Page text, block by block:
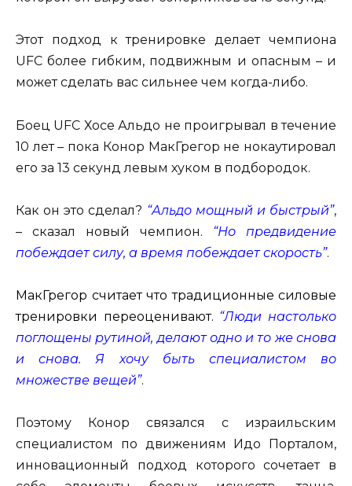
Этот подход к тренировке делает чемпиона
UFC более гибким, подвижным и опасным – и
может сделать вас сильнее чем когда-либо.
Боец UFC Хосе Альдо не проигрывал в течение
10 лет – пока Конор МакГрегор не нокаутировал
его за 13 секунд левым хуком в подбородок.
Как он это сделал? “Альдо мощный и быстрый”,
– сказал новый чемпион. “Но предвидение
побеждает силу, а время побеждает скорость”.
МакГрегор считает что традиционные силовые
тренировки переоценивают. “Люди настолько
поглощены рутиной, делают одно и то же снова
и снова. Я хочу быть специалистом во
множестве вещей”.
Поэтому Конор связался с израильским
специалистом по движениям Идо Порталом,
инновационный подход которого сочетает в